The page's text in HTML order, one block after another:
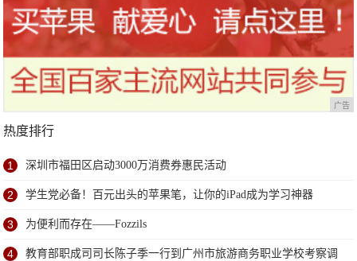
广告
热度排行
1 深圳市福田区启动3000万消费券惠民活动
2 学生党必备！百元出头的苹果笔，让你的iPad成为学习神器
3 为便利而存在——Fozzils
4 教育部职成司司长陈子季一行到广州市旅游商务职业学校考察调